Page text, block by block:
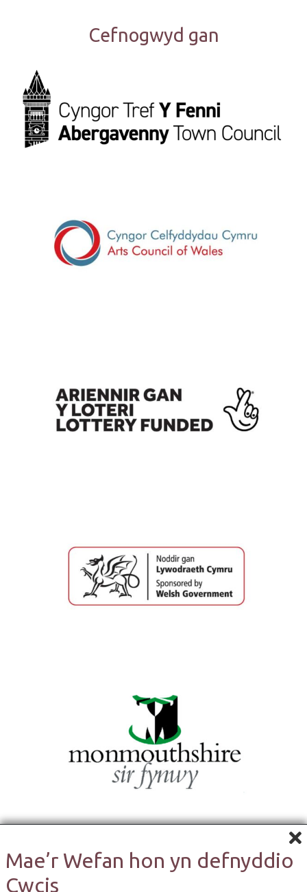
Cefnogwyd gan
Mae’r Wefan hon yn defnyddio
Cwcis